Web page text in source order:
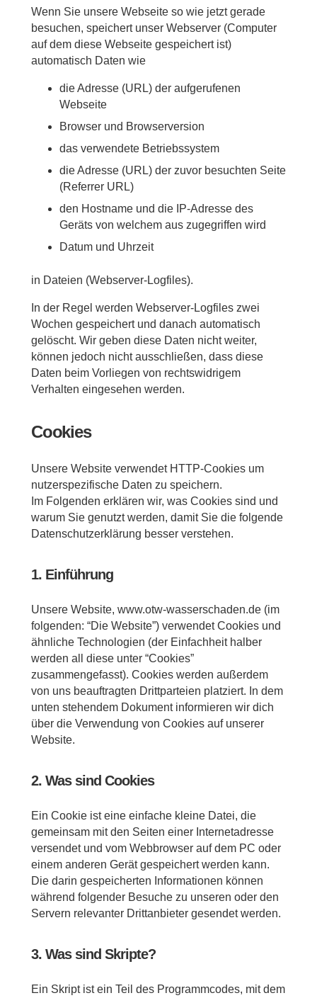
Wenn Sie unsere Webseite so wie jetzt gerade
besuchen, speichert unser Webserver (Computer
auf dem diese Webseite gespeichert ist)
automatisch Daten wie
die Adresse (URL) der aufgerufenen
Webseite
Browser und Browserversion
das verwendete Betriebssystem
die Adresse (URL) der zuvor besuchten Seite
(Referrer URL)
den Hostname und die IP-Adresse des
Geräts von welchem aus zugegriffen wird
Datum und Uhrzeit
in Dateien (Webserver-Logfiles).
In der Regel werden Webserver-Logfiles zwei
Wochen gespeichert und danach automatisch
gelöscht. Wir geben diese Daten nicht weiter,
können jedoch nicht ausschließen, dass diese
Daten beim Vorliegen von rechtswidrigem
Verhalten eingesehen werden.
Cookies
Unsere Website verwendet HTTP-Cookies um
nutzerspezifische Daten zu speichern.
Im Folgenden erklären wir, was Cookies sind und
warum Sie genutzt werden, damit Sie die folgende
Datenschutzerklärung besser verstehen.
1. Einführung
Unsere Website, www.otw-wasserschaden.de (im
folgenden: “Die Website”) verwendet Cookies und
ähnliche Technologien (der Einfachheit halber
werden all diese unter “Cookies”
zusammengefasst). Cookies werden außerdem
von uns beauftragten Drittparteien platziert. In dem
unten stehendem Dokument informieren wir dich
über die Verwendung von Cookies auf unserer
Website.
2. Was sind Cookies
Ein Cookie ist eine einfache kleine Datei, die
gemeinsam mit den Seiten einer Internetadresse
versendet und vom Webbrowser auf dem PC oder
einem anderen Gerät gespeichert werden kann.
Die darin gespeicherten Informationen können
während folgender Besuche zu unseren oder den
Servern relevanter Drittanbieter gesendet werden.
3. Was sind Skripte?
Ein Skript ist ein Teil des Programmcodes, mit dem